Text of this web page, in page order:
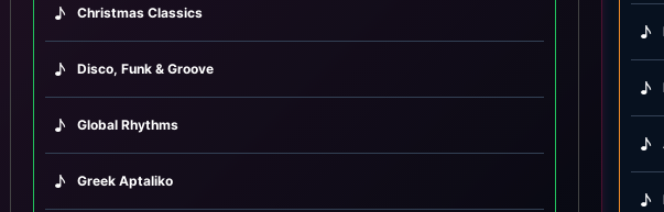
♪ Christmas Classics
♪ Disco, Funk & Groove
♪ Global Rhythms
♪ Greek Aptaliko
♪
♪
♪
♪